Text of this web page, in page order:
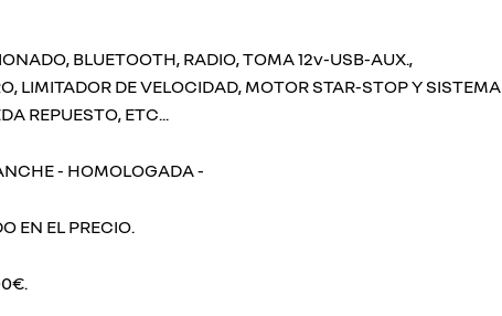
BLUETOOTH, RADIO, TOMA 12v-USB-AUX.,
LIMITADOR DE VELOCIDAD, MOTOR STAR-STOP Y SISTEMA
REPUESTO, ETC...
- HOMOLOGADA -
EN EL PRECIO.